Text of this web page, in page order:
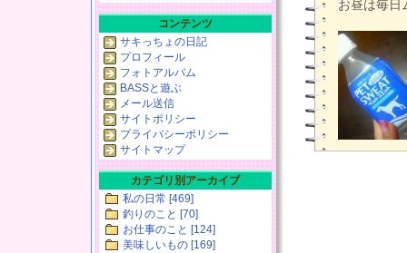
お昼は毎日
コンテンツ
サキっちょの日記
プロフィール
フォトアルバム
BASSと遊ぶ
メール送信
サイトポリシー
プライバシーポリシー
サイトマップ
カテゴリ別アーカイブ
私の日常 [469]
釣りのこと [70]
お仕事のこと [124]
美味しいもの [169]